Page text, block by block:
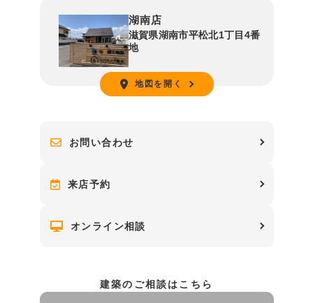
湖南店
滋賀県湖南市平松北1丁目4番
地
地図を開く
お問い合わせ
来店予約
オンライン相談
建築のご相談はこちら